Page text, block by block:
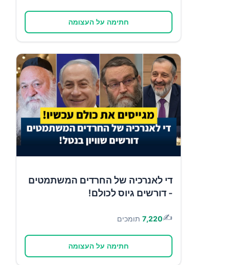
חתימה על העצומה
די לאנרכיה של החרדים המשתמטים
- דורשים גיוס לכולם!
✍️
7,220 תומכים
חתימה על העצומה